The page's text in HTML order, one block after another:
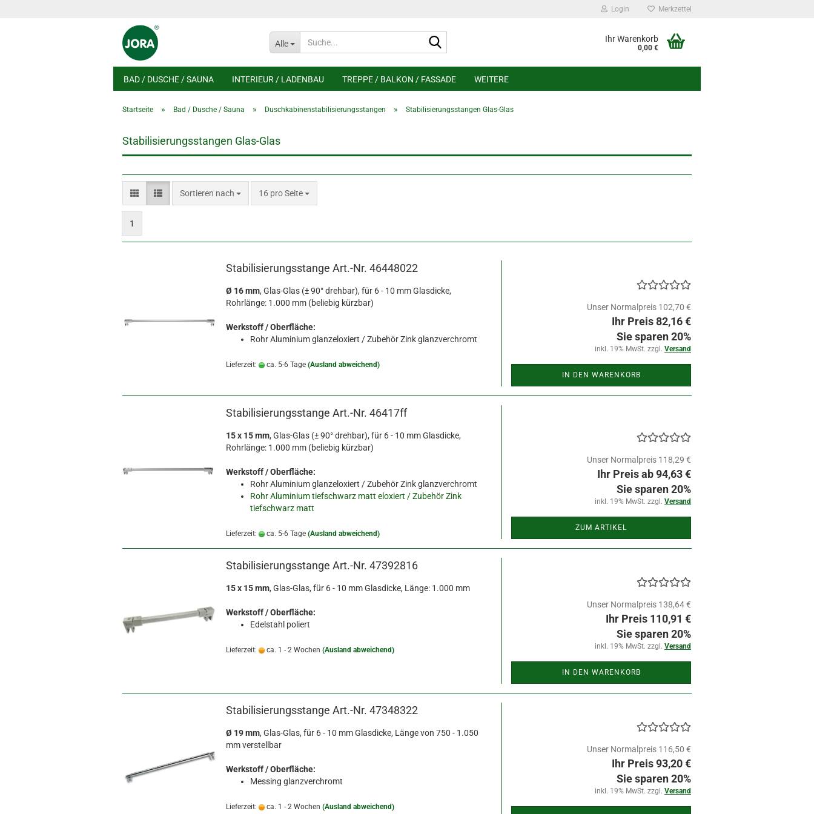
Login Merkzettel
Alle Ihr Warenkorb
0,00 €
BAD / DUSCHE / SAUNA INTERIEUR / LADENBAU TREPPE / BALKON / FASSADE WEITERE
Startseite » Bad / Dusche / Sauna » Duschkabinenstabilisierungsstangen » Stabilisierungsstangen Glas-Glas
Stabilisierungsstangen Glas-Glas
Sortieren nach
Sortieren nach 16 pro Seite
pro Seite
1
Stabilisierungsstange Art.-Nr. 46448022
Ø 16 mm, Glas-Glas (± 90° drehbar), für 6 - 10 mm Glasdicke,
Rohrlänge: 1.000 mm (beliebig kürzbar)
Werkstoff / Oberfläche:
Rohr Aluminium glanzeloxiert / Zubehör Zink glanzverchromt
Lieferzeit: ca. 5-6 Tage (Ausland abweichend)
Unser Normalpreis 102,70 €
Ihr Preis 82,16 €
Sie sparen 20%
inkl. 19% MwSt. zzgl. Versand
IN DEN WARENKORB
Stabilisierungsstange Art.-Nr. 46417ff
15 x 15 mm, Glas-Glas (± 90° drehbar), für 6 - 10 mm Glasdicke,
Rohrlänge: 1.000 mm (beliebig kürzbar)
Werkstoff / Oberfläche:
Rohr Aluminium glanzeloxiert / Zubehör Zink glanzverchromt
Rohr Aluminium tiefschwarz matt eloxiert / Zubehör Zink
tiefschwarz matt
Lieferzeit: ca. 5-6 Tage (Ausland abweichend)
Unser Normalpreis 118,29 €
Ihr Preis ab 94,63 €
Sie sparen 20%
inkl. 19% MwSt. zzgl. Versand
ZUM ARTIKEL
Stabilisierungsstange Art.-Nr. 47392816
15 x 15 mm, Glas-Glas, für 6 - 10 mm Glasdicke, Länge: 1.000 mm
Werkstoff / Oberfläche:
Edelstahl poliert
Lieferzeit: ca. 1 - 2 Wochen (Ausland abweichend)
Unser Normalpreis 138,64 €
Ihr Preis 110,91 €
Sie sparen 20%
inkl. 19% MwSt. zzgl. Versand
IN DEN WARENKORB
Stabilisierungsstange Art.-Nr. 47348322
Ø 19 mm, Glas-Glas, für 6 - 10 mm Glasdicke, Länge von 750 - 1.050
mm verstellbar
Werkstoff / Oberfläche:
Messing glanzverchromt
Lieferzeit: ca. 1 - 2 Wochen (Ausland abweichend)
Unser Normalpreis 116,50 €
Ihr Preis 93,20 €
Sie sparen 20%
inkl. 19% MwSt. zzgl. Versand